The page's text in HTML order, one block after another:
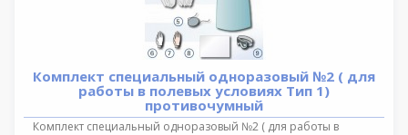
Комплект специальный одноразовый №2 ( для
работы в полевых условиях Тип 1)
противочумный
Комплект специальный одноразовый №2 ( для работы в